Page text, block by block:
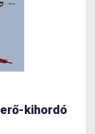
kihordó